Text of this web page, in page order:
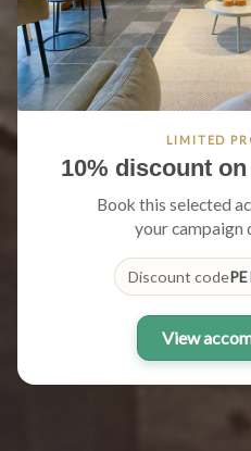
LIMITED
10% discount
Book this selected
your campaign
Discount code
View